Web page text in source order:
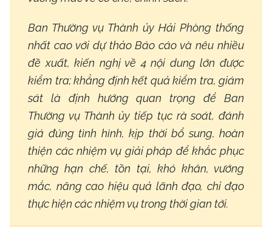
Ban Thường vụ Thành ủy Hải Phòng thống
nhất cao với dự thảo Báo cáo và nêu nhiều
đề xuất, kiến nghị về 4 nội dung lớn được
kiểm tra; khẳng định kết quả kiểm tra, giám
sát là định hướng quan trọng để Ban
Thường vụ Thành ủy tiếp tục rà soát, đánh
giá đúng tình hình, kịp thời bổ sung, hoàn
thiện các nhiệm vụ giải pháp để khắc phục
những hạn chế, tồn tại, khó khăn, vướng
mắc, nâng cao hiệu quả lãnh đạo, chỉ đạo
thực hiện các nhiệm vụ trong thời gian tới.